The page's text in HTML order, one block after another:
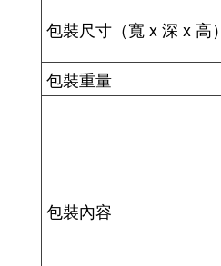
包裝尺寸（寬 x 深 x 高）
包裝重量
包裝內容